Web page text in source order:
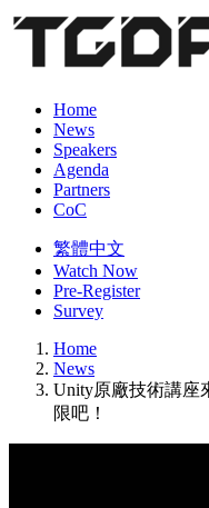
Home
News
Speakers
Agenda
Partners
CoC
繁體中文
Watch Now
Pre-Register
Survey
Home
News
Unity原廠技術講座
限吧！